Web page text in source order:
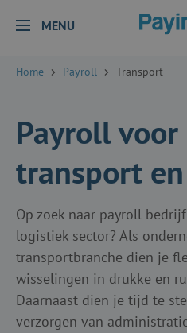
MENU
Home Payroll Transport
Payroll voor
transport
Op zoek naar payroll
logistiek sector? Als
transportbranche dien je
wisselingen in drukke en
Daarnaast dien je tijd te
verzorgen van